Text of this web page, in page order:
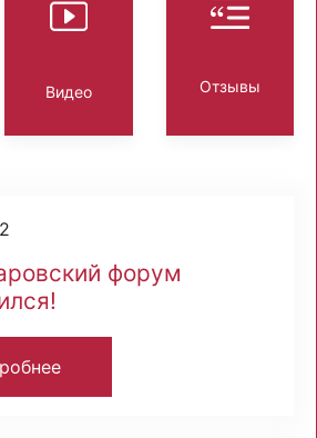
Видео Отзывы
форум